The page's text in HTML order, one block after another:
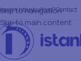
Skip to navigation
Skip to main content
Istanbulfood?Contact